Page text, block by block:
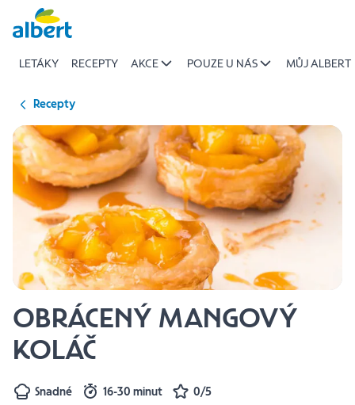
Přeskočit
LETÁKY RECEPTY AKCE POUZE U NÁS MŮJ ALBERT
Recepty
OBRÁCENÝ MANGOVÝ
KOLÁČ
Snadné 16-30 minut 0/5